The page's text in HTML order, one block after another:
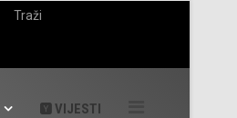
VIJESTI